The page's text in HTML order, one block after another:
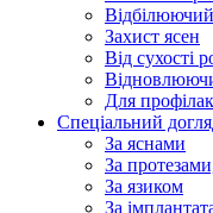
Відбілюючий
Захист ясен
Від сухості
Для
Спеціальний
За яснами
За
За язиком
За